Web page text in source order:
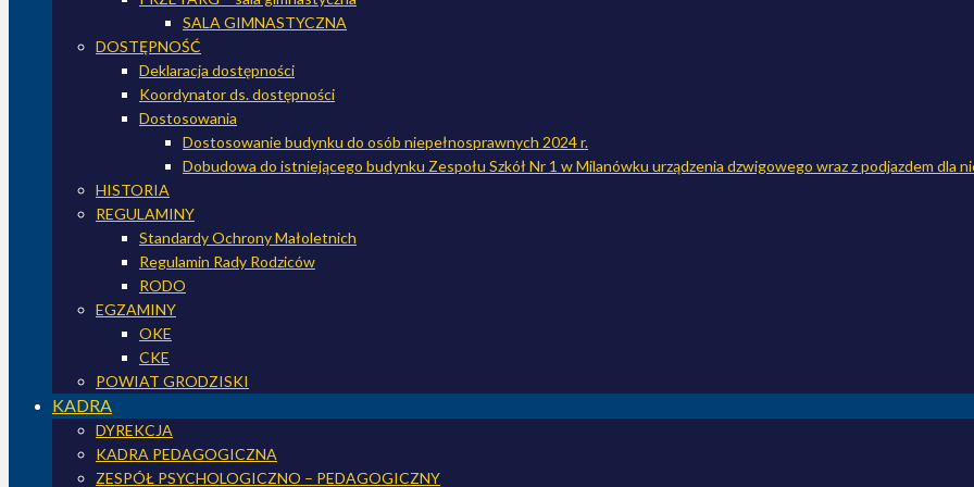
SALA GIMNASTYCZNA
DOSTĘPNOŚĆ
Deklaracja dostępności
Koordynator ds. dostępności
Dostosowania
Dostosowanie budynku do osób niepełnosprawnych 2024 r.
Dobudowa do istniejącego budynku Zespołu Szkół Nr 1 w Milanówku urządzenia dzwigowego wraz z podjazdem dla
HISTORIA
REGULAMINY
Standardy Ochrony Małoletnich
Regulamin Rady Rodziców
RODO
EGZAMINY
OKE
CKE
POWIAT GRODZISKI
KADRA
DYREKCJA
KADRA PEDAGOGICZNA
ZESPÓŁ PSYCHOLOGICZNO – PEDAGOGICZNY